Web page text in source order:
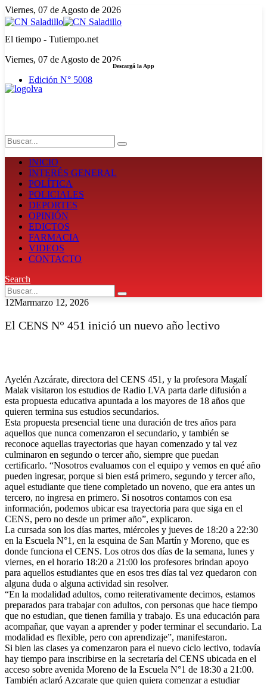
Viernes, 07 de Agosto de 2026
El tiempo - Tutiempo.net
Viernes, 07 de Agosto de 2026
Edición N° 5008
Descargá la App
INICIO
INTERÉS GENERAL
POLÍTICA
POLICIALES
DEPORTES
OPINIÓN
EDICTOS
FARMACIA
VIDEOS
CONTACTO
Search
12Marmarzo 12, 2026
El CENS N° 451 inició un nuevo año lectivo
Ayelén Azcárate, directora del CENS 451, y la profesora Magalí
Malak visitaron los estudios de Radio LVA parta darle difusión a
esta propuesta educativa apuntada a los mayores de 18 años que
quieren termina sus estudios secundarios.
Esta propuesta presencial tiene una duración de tres años para
aquellos que nunca comenzaron el secundario, y también se
reconoce aquellas trayectorias que hayan comenzado y tal vez
culminaron en segundo o tercer año, siempre que puedan
certificarlo. “Nosotros evaluamos con el equipo y vemos en qué año
pueden ingresar, porque si bien está primero, segundo y tercer año,
aquel estudiante que tiene completado un noveno, que era antes un
tercero, no ingresa en primero. Si nosotros contamos con esa
información, podemos ubicar esa trayectoria para que siga en el
CENS, pero no desde un primer año”, explicaron.
La cursada son los días martes, miércoles y jueves de 18:20 a 22:30
en la Escuela N°1, en la esquina de San Martín y Moreno, que es
donde funciona el CENS. Los otros dos días de la semana, lunes y
viernes, en el horario 18:20 a 21:00 los profesores brindan apoyo
para aquellos estudiantes que en esos tres días tal vez quedaron con
alguna duda o alguna actividad sin resolver.
“En la modalidad adultos, como reiterativamente decimos, estamos
preparados para trabajar con adultos, con personas que hace tiempo
que no estudian, que tienen familia y trabajo. Es una educación para
acompañar, que vayan a aprender y poder terminar el secundario. La
modalidad es flexible, pero con aprendizaje”, manifestaron.
Si bien las clases ya comenzaron para el nuevo ciclo lectivo, todavía
hay tiempo para inscribirse en la secretaría del CENS ubicada en el
acceso sobre avenida Moreno de la Escuela N°1 de 18:30 a 21:00.
También aclaró Azcarate que quien quiera comenzar a estudiar